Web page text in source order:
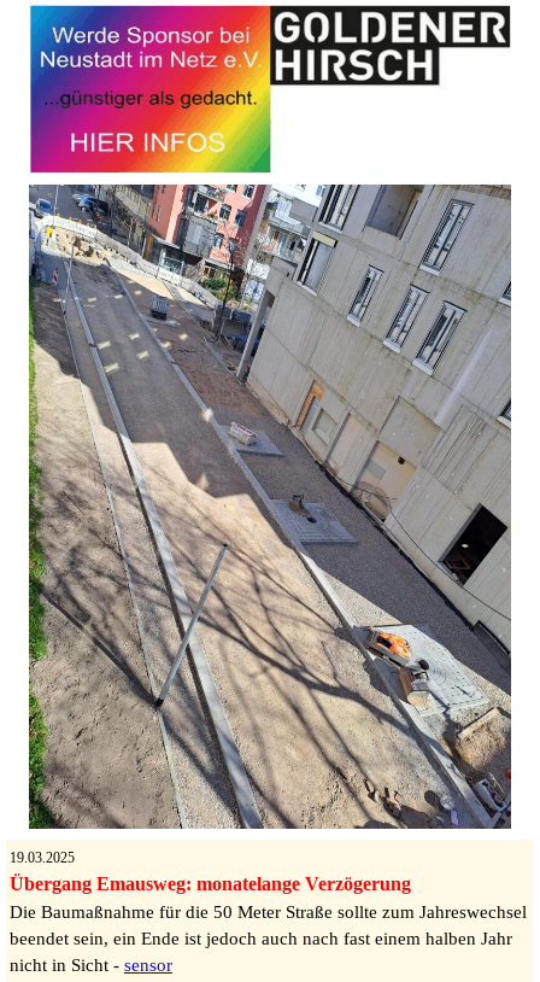
19.03.2025
Übergang Emausweg: monatelange Verzögerung
Die Baumaßnahme für die 50 Meter Straße sollte zum Jahreswechsel
beendet sein, ein Ende ist jedoch auch nach fast einem halben Jahr
nicht in Sicht - sensor